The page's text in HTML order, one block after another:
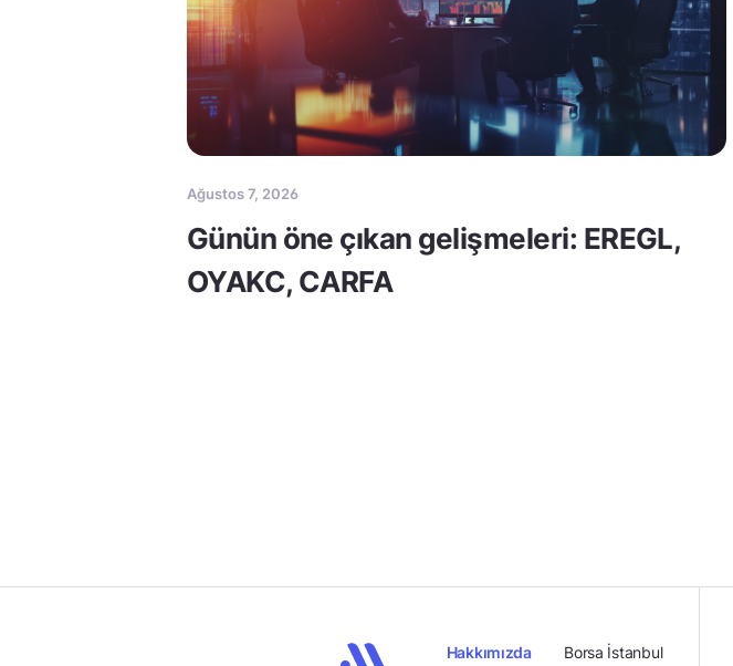
Ağustos 7, 2026
Günün öne çıkan gelişmeleri: EREGL,
OYAKC, CARFA
Hakkımızda Borsa İstanbul